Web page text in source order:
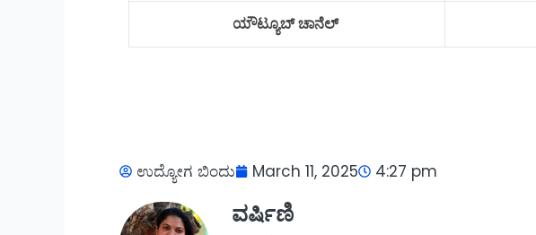
ಯೌಟ್ಯೂಬ್ ಚಾನೆಲ್
ಉದ್ಯೋಗ ಬಿಂದು March 11, 2025 4:27 pm
ವರ್ಷಿಣಿ